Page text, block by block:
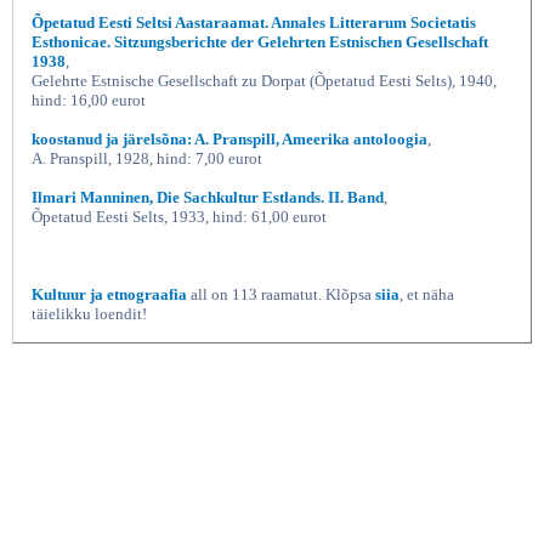
Õpetatud Eesti Seltsi Aastaraamat. Annales Litterarum Societatis
Esthonicae. Sitzungsberichte der Gelehrten Estnischen Gesellschaft
1938,
Gelehrte Estnische Gesellschaft zu Dorpat (Õpetatud Eesti Selts), 1940,
hind: 16,00 eurot
koostanud ja järelsõna: A. Pranspill, Ameerika antoloogia,
A. Pranspill, 1928, hind: 7,00 eurot
Ilmari Manninen, Die Sachkultur Estlands. II. Band,
Õpetatud Eesti Selts, 1933, hind: 61,00 eurot
Kultuur ja etnograafia all on 113 raamatut. Klõpsa siia, et näha
täielikku loendit!